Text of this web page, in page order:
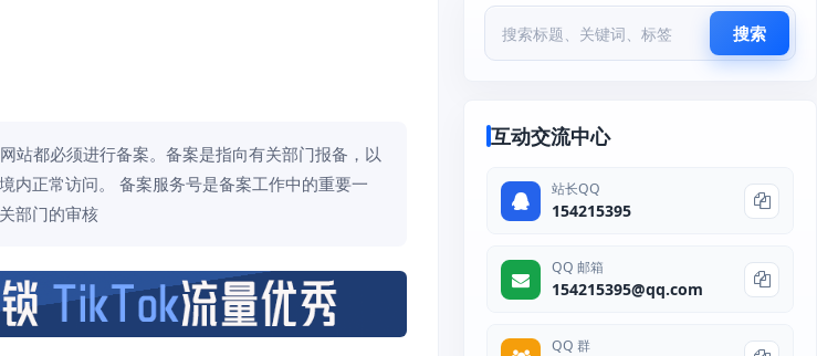
站都必须进行备案。备案是指向有关部门报备，以
内正常访问。 备案服务号是备案工作中的重要一
部门的审核
搜索
互动交流中心
站长QQ
154215395
QQ 邮箱
154215395@qq.com
QQ 群